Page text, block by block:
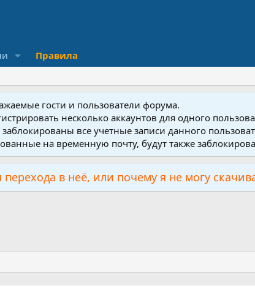
Правила
гости и пользователи форума.
несколько аккаунтов для одного
заблокированы все учетные записи данного
на временную почту, будут также
в неё, или почему я не могу